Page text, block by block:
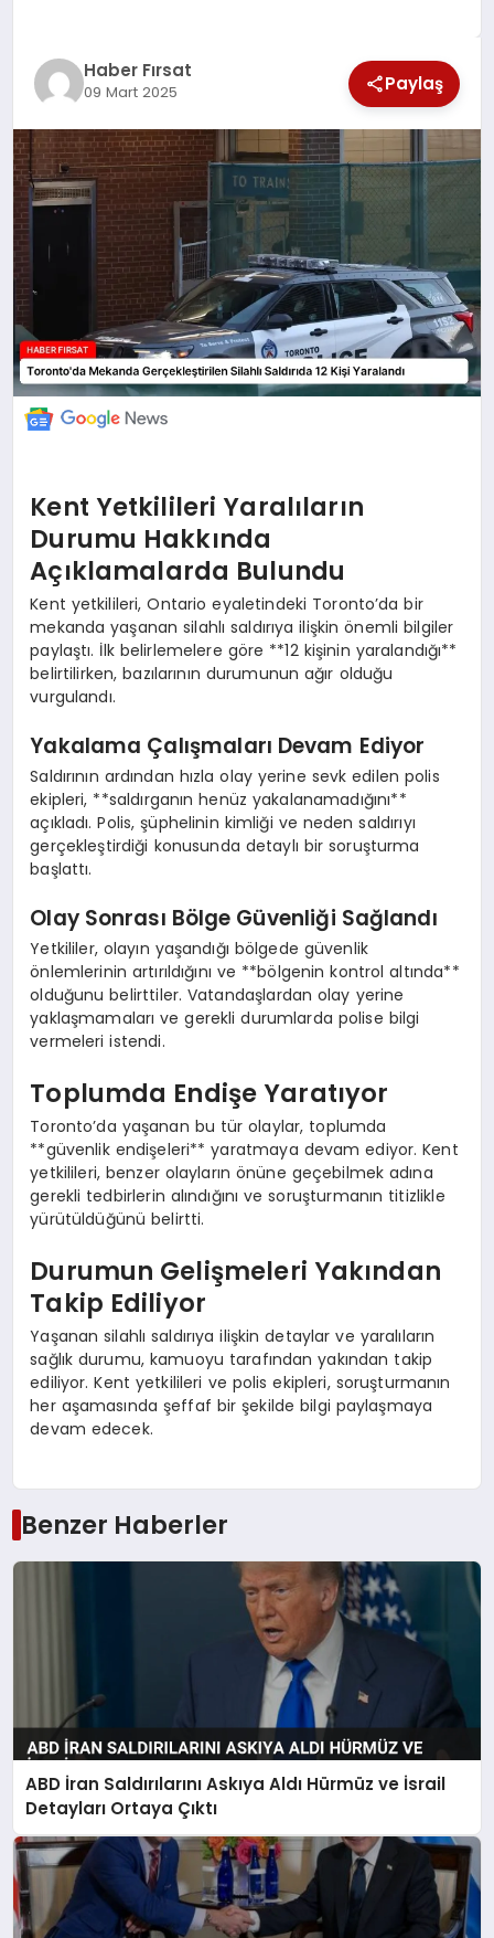
MAGAZİN
EĞİTİM
DÜNYA
Haber Fırsat
09 Mart 2025 Paylaş
Kent Yetkilileri Yaralıların
Durumu Hakkında
Açıklamalarda Bulundu
Kent yetkilileri, Ontario eyaletindeki Toronto’da bir
mekanda yaşanan silahlı saldırıya ilişkin önemli bilgiler
paylaştı. İlk belirlemelere göre **12 kişinin yaralandığı**
belirtilirken, bazılarının durumunun ağır olduğu
vurgulandı.
Yakalama Çalışmaları Devam Ediyor
Saldırının ardından hızla olay yerine sevk edilen polis
ekipleri, **saldırganın henüz yakalanamadığını**
açıkladı. Polis, şüphelinin kimliği ve neden saldırıyı
gerçekleştirdiği konusunda detaylı bir soruşturma
başlattı.
Olay Sonrası Bölge Güvenliği Sağlandı
Yetkililer, olayın yaşandığı bölgede güvenlik
önlemlerinin artırıldığını ve **bölgenin kontrol altında**
olduğunu belirttiler. Vatandaşlardan olay yerine
yaklaşmamaları ve gerekli durumlarda polise bilgi
vermeleri istendi.
Toplumda Endişe Yaratıyor
Toronto’da yaşanan bu tür olaylar, toplumda
**güvenlik endişeleri** yaratmaya devam ediyor. Kent
yetkilileri, benzer olayların önüne geçebilmek adına
gerekli tedbirlerin alındığını ve soruşturmanın titizlikle
yürütüldüğünü belirtti.
Durumun Gelişmeleri Yakından
Takip Ediliyor
Yaşanan silahlı saldırıya ilişkin detaylar ve yaralıların
sağlık durumu, kamuoyu tarafından yakından takip
ediliyor. Kent yetkilileri ve polis ekipleri, soruşturmanın
her aşamasında şeffaf bir şekilde bilgi paylaşmaya
devam edecek.
Benzer Haberler
ABD İran Saldırılarını Askıya Aldı Hürmüz ve İsrail
Detayları Ortaya Çıktı